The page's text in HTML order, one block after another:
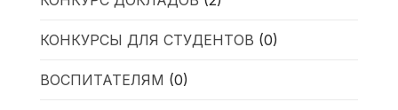
КОНКУРСЫ ДЛЯ СТУДЕНТОВ (0)
ВОСПИТАТЕЛЯМ (0)